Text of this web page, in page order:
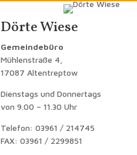
Dörte Wiese
Gemeindebüro
Mühlenstraße 4,
17087 Altentreptow
Dienstags und Donnertags
von 9.00 – 11.30 Uhr
Telefon: 03961 / 214745
FAX: 03961 / 2299851